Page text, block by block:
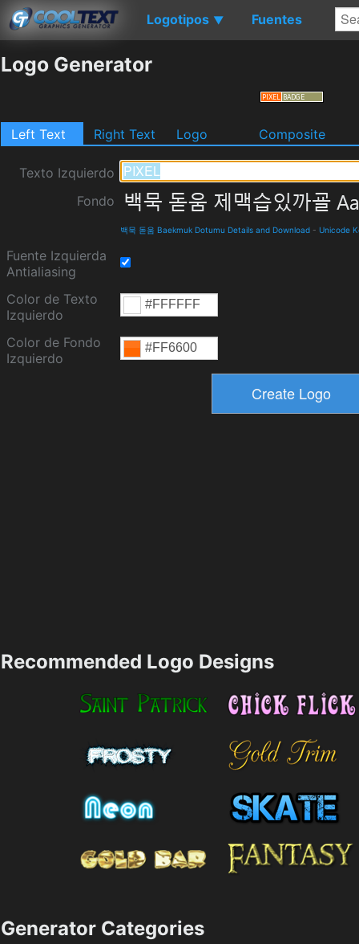
Logotipos ▼ Fuentes
Logo Generator
Left Text Right Text Logo Composite
Texto Izquierdo
Fondo
백묵 돋움 Baekmuk Dotumu Details and Download - Unicode
Fuente Izquierda
Antialiasing
Color de Texto
Izquierdo
Color de Fondo
Izquierdo
Recommended Logo Designs
Generator Categories